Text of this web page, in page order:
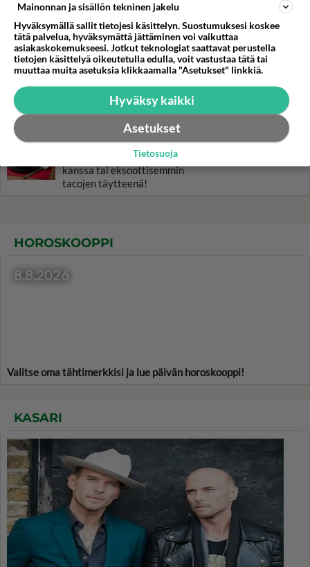
Liha-perunasoselaatikko on
suomalaisen keittiön
kotiruokaklassikko.
Ruskea kastike on lihapullien
perinteinen kaveri. Sopii myös
nakkikastikkeen pohjaksi!
Chili con carne on tuhti
klassikkoruoka. Syö riisin
kanssa tai eksoottisemmin
tacojen täytteenä!
HOROSKOOPPI
8.8.2026
Valitse oma tähtimerkkisi ja lue päivän horoskooppi!
KASARI
Mainonnan ja sisällön tekninen jakelu
Hyväksymällä sallit tietojesi käsittelyn. Suostumuksesi koskee
tätä palvelua, hyväksymättä jättäminen voi vaikuttaa
asiakaskokemukseesi. Jotkut teknologiat saattavat perustella
tietojen käsittelyä oikeutetulla edulla, voit vastustaa tätä tai
muuttaa muita asetuksia klikkaamalla "Asetukset" linkkiä.
Hyväksy kaikki
Asetukset
Tietosuoja